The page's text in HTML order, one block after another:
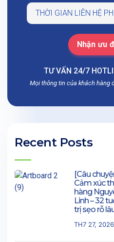
TƯ VẤN 24/7
Mọi thông tin của khách hàng
Recent Posts
[Câu
Cảm xúc
hàng
Linh – 32
trị sẹo rỗ
TH7 27, 2026